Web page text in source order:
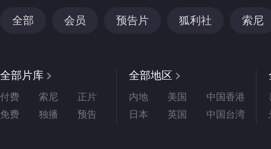
全部 会员 预告片 狐利社 索尼
全部片库
付费 索尼
正片
免费
独播 预告
全部地区
内地 美国
中国香港
日本
英国 中国台湾